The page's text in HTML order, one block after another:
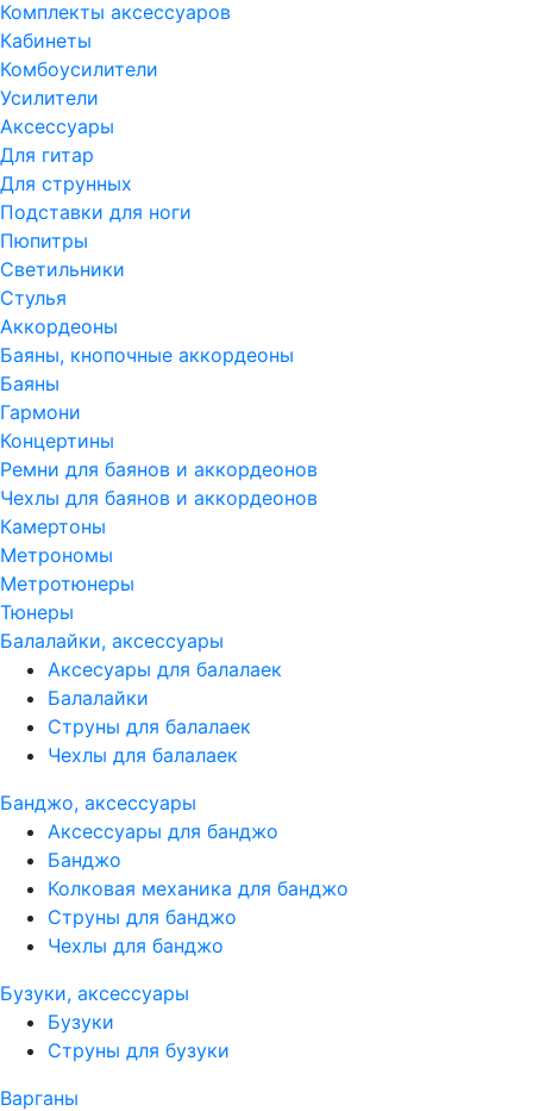
Комплекты аксессуаров
Кабинеты
Комбоусилители
Усилители
Аксессуары
Для гитар
Для струнных
Подставки для ноги
Пюпитры
Светильники
Стулья
Аккордеоны
Баяны, кнопочные аккордеоны
Баяны
Гармони
Концертины
Ремни для баянов и аккордеонов
Чехлы для баянов и аккордеонов
Камертоны
Метрономы
Метротюнеры
Тюнеры
Балалайки, аксессуары
Аксесуары для балалаек
Балалайки
Струны для балалаек
Чехлы для балалаек
Банджо, аксессуары
Аксессуары для банджо
Банджо
Колковая механика для банджо
Струны для банджо
Чехлы для банджо
Бузуки, аксессуары
Бузуки
Струны для бузуки
Варганы